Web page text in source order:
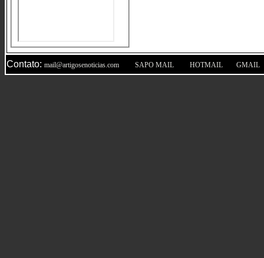
Contato: mail@artigosenoticias.com SAPO MAIL HOTMAIL GMAIL